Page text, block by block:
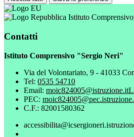
Istituto
Contatti
Istituto Comprensivo "Sergio Neri"
Via del Volontariato, 9 - 41033
Tel: 0535 54710
Email: moic824005@istruzione.it
PEC:
C.F.: 82001580362